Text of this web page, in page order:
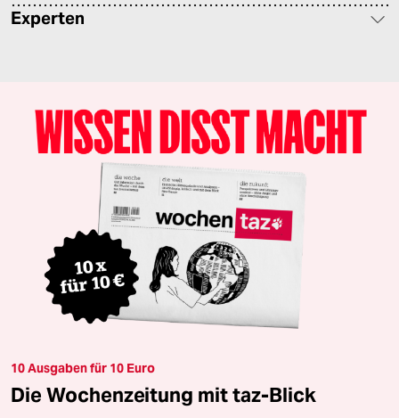
Experten
10 Ausgaben für 10 Euro
Die Wochenzeitung mit taz-Blick